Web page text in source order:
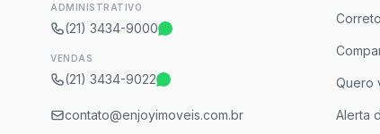
ADMINISTRATIVO
(21) 3434-9000
VENDAS
(21) 3434-9022
contato@enjoyimoveis.com.br
Quero
Alerta